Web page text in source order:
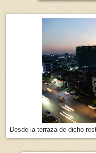
Desde la terraza de dicho